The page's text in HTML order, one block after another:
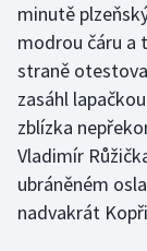
Gymnastika
Házená
Jezdectví
Judo
minutě
modrou čáru a
straně
zasáhl
zblízka
Vladimír
ubráněném
nadvakrát